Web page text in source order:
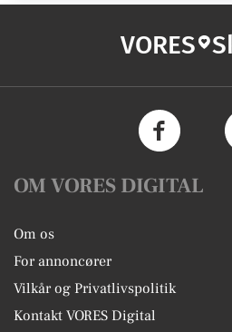
VORES
OM VORES DIGITAL
Om os
For annoncører
Vilkår og Privatlivspolitik
Kontakt VORES Digital